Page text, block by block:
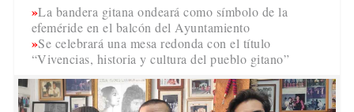
La bandera gitana ondeará como símbolo de la
efeméride en el balcón del Ayuntamiento
Se celebrará una mesa redonda con el título
“Vivencias, historia y cultura del pueblo gitano”